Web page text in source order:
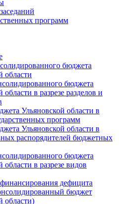
программ
бюджета
области
бюджета
области в разрезе разделов и
Ульяновской области в
программ
Ульяновской области в
распорядителей бюджетных
бюджета
области в разрезе видов
дефицита
бюджет
области)